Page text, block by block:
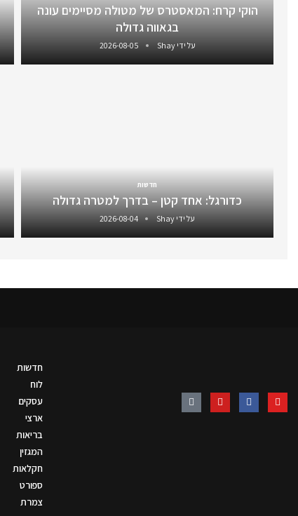
הוקי קרח: המאסטרס של מטולה מסיימים עונה
בגאווה גדולה
על ידיShay
2026-08-05
חדשות
כדורגל: אחד קטן – בדרך למטרה גדולה
על ידי Shay
2026-08-04
חדשות
לוח
עסקים
ארצי
בריאות
המגזין
חקלאות
ספורט
צמרת